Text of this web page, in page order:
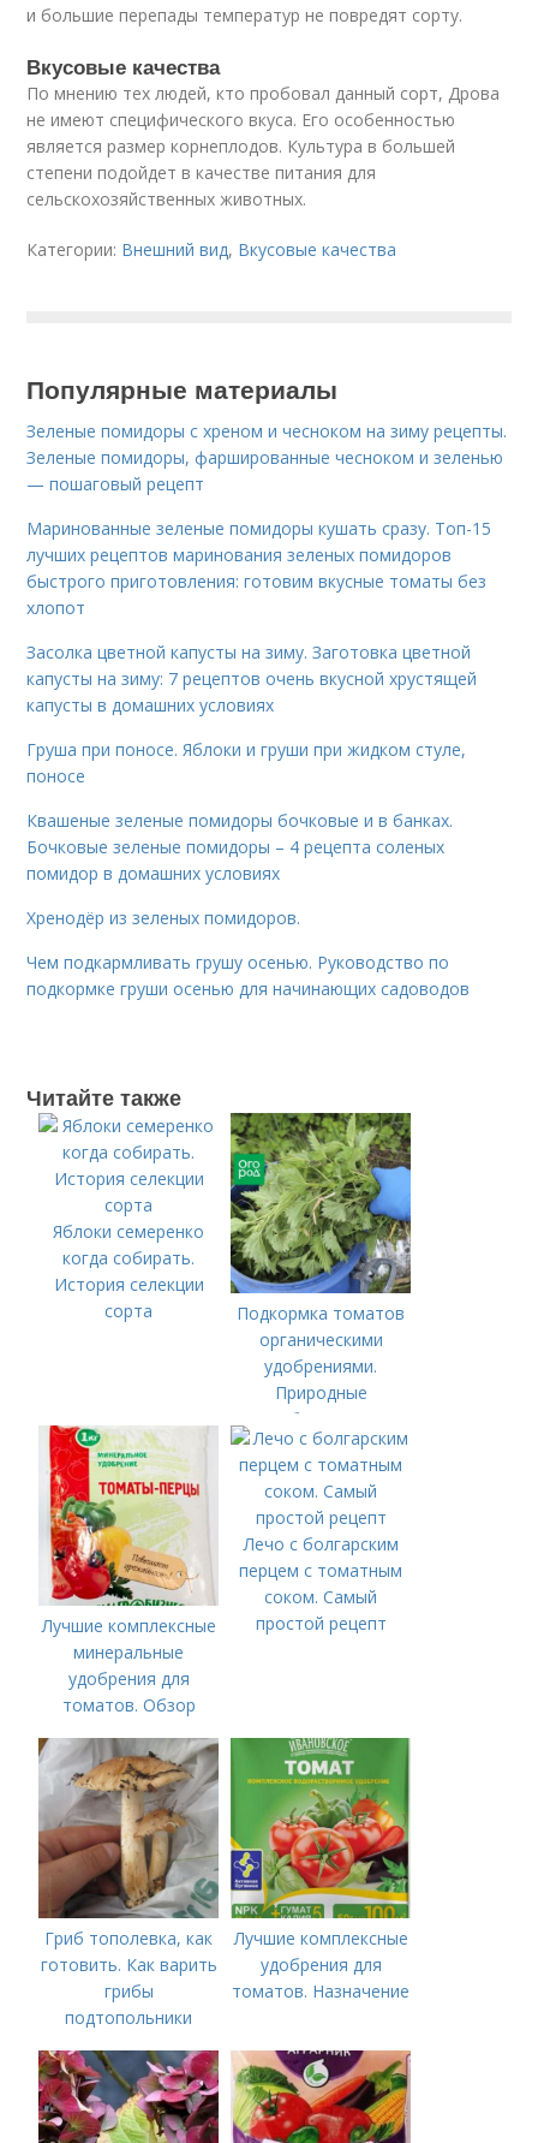
и большие перепады температур не повредят сорту.
Вкусовые качества
По мнению тех людей, кто пробовал данный сорт, Дрова
не имеют специфического вкуса. Его особенностью
является размер корнеплодов. Культура в большей
степени подойдет в качестве питания для
сельскохозяйственных животных.
Категории: Внешний вид, Вкусовые качества
Популярные материалы
Зеленые помидоры с хреном и чесноком на зиму рецепты.
Зеленые помидоры, фаршированные чесноком и зеленью
— пошаговый рецепт
Маринованные зеленые помидоры кушать сразу. Топ-15
лучших рецептов маринования зеленых помидоров
быстрого приготовления: готовим вкусные томаты без
хлопот
Засолка цветной капусты на зиму. Заготовка цветной
капусты на зиму: 7 рецептов очень вкусной хрустящей
капусты в домашних условиях
Груша при поносе. Яблоки и груши при жидком стуле,
поносе
Квашеные зеленые помидоры бочковые и в банках.
Бочковые зеленые помидоры – 4 рецепта соленых
помидор в домашних условиях
Хренодёр из зеленых помидоров.
Чем подкармливать грушу осенью. Руководство по
подкормке груши осенью для начинающих садоводов
Читайте также
Яблоки семеренко
когда собирать.
История селекции
сорта
Подкормка томатов
органическими
удобрениями.
Природные
удобрения для
подкормки "по листу"
Лучшие комплексные
минеральные
удобрения для
томатов. Обзор
удобрений для
томатов: правила
внесения в почву
Лечо с болгарским
перцем с томатным
соком. Самый
простой рецепт
Гриб тополевка, как
готовить. Как варить
грибы
подтопольники
Лучшие комплексные
удобрения для
томатов. Назначение